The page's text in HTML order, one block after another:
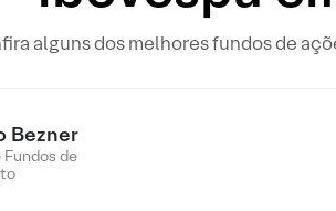
alguns dos melhores fundos de
Bezner
de